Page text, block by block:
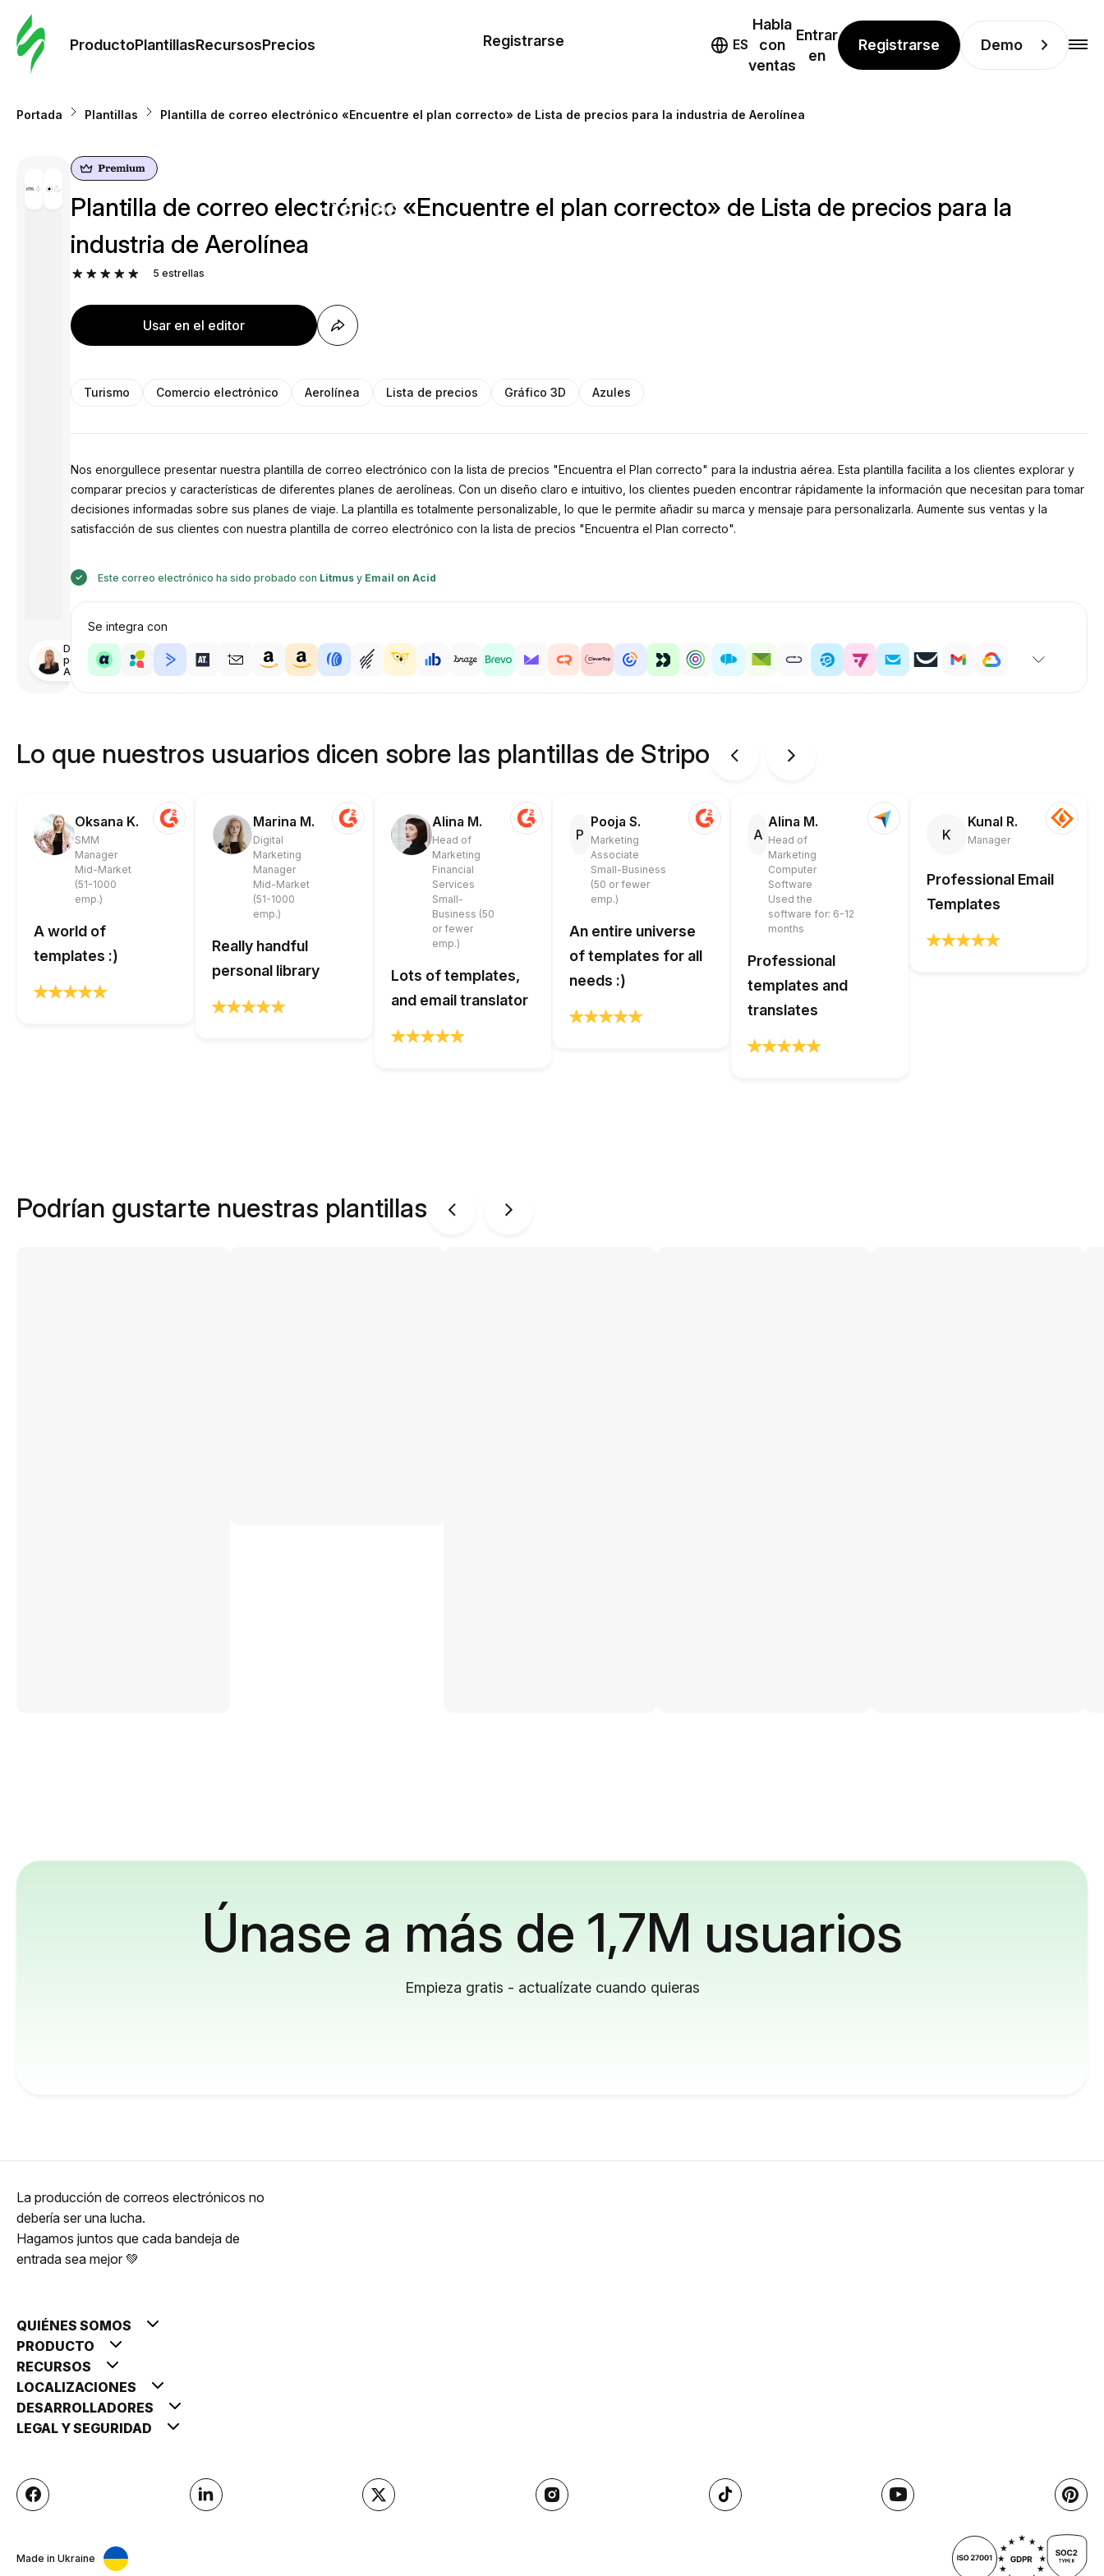
ProductoPlantillasRecursosPrecios
Precios
Registrarse ES
Habla
con
ventas
Entrar
en
Registrarse Demo
Portada Plantillas Plantilla de correo electrónico «Encuentre el plan correcto» de Lista de precios para la industria de Aerolínea
Diseñado
por
Anastasiia
Plantilla de correo electrónico «Encuentre el plan correcto» de Lista de precios para la
industria de Aerolínea
5 estrellas
Usar en el editor
Turismo Comercio electrónico Aerolínea Lista de precios Gráfico 3D Azules
Nos enorgullece presentar nuestra plantilla de correo electrónico con la lista de precios "Encuentra el Plan correcto" para la industria aérea. Esta plantilla facilita a los clientes explorar y
comparar precios y características de diferentes planes de aerolíneas. Con un diseño claro e intuitivo, los clientes pueden encontrar rápidamente la información que necesitan para tomar
decisiones informadas sobre sus planes de viaje. La plantilla es totalmente personalizable, lo que le permite añadir su marca y mensaje para personalizarla. Aumente sus ventas y la
satisfacción de sus clientes con nuestra plantilla de correo electrónico con la lista de precios "Encuentra el Plan correcto".
Este correo electrónico ha sido probado con Litmus y Email on Acid
Se integra con
Lo que nuestros usuarios dicen sobre las plantillas de Stripo
Oksana K.
SMM
Manager
Mid-Market
(51-1000
emp.)
A world of
templates :)
Marina M.
Digital
Marketing
Manager
Mid-Market
(51-1000
emp.)
Really handful
personal library
Alina M.
Head of
Marketing
Financial
Services
Small-
Business (50
or fewer
emp.)
Lots of templates,
and email translator
P
Pooja S.
Marketing
Associate
Small-Business
(50 or fewer
emp.)
An entire universe
of templates for all
needs :)
A
Alina M.
Head of
Marketing
Computer
Software
Used the
software for: 6-12
months
Professional
templates and
translates
K
Kunal R.
Manager
Professional Email
Templates
Podrían gustarte nuestras plantillas
Únase a más de 1,7M usuarios
Empieza gratis - actualízate cuando quieras
La producción de correos electrónicos no
debería ser una lucha.
Hagamos juntos que cada bandeja de
entrada sea mejor 💚
QUIÉNES SOMOS
PRODUCTO
RECURSOS
LOCALIZACIONES
DESARROLLADORES
LEGAL Y SEGURIDAD
Made in Ukraine